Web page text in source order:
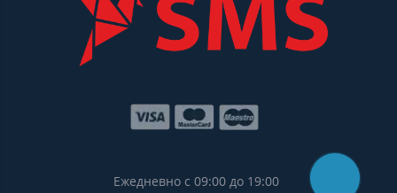
Ежедневно с 09:00 до 19:00